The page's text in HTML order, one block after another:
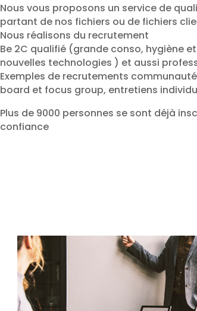
Nous vous proposons un service de
partant de nos fichiers ou de fichiers
Nous réalisons du recrutement
Be 2C qualifié (grande conso, hygiène
nouvelles technologies ) et aussi
Exemples de recrutements
board et focus group, entretiens
Plus de 9000 personnes se sont déjà
confiance